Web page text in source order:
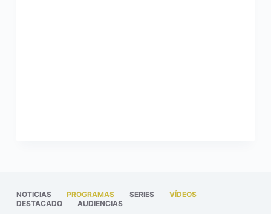
NOTICIAS PROGRAMAS SERIES
VÍDEOS
DESTACADO
AUDIENCIAS